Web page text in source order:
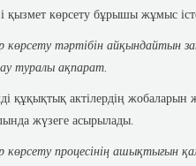
қызмет көрсету бұрышы жұмыс
тәртібін айқындайтын
туралы ақпарат.
құқықтық актілердің
жүзеге асырылады.
процесінің ашықтығын